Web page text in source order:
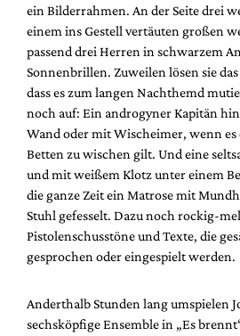
Service
Shop / Abo
Newsletter
Redaktion
Autor:innen
Partner
Mediadaten
Suche
ein Bilderrahmen. An der Seite drei
einem ins Gestell vertäuten großen
passend drei Herren in schwarzem
Sonnenbrillen. Zuweilen lösen sie das
dass es zum langen Nachthemd
noch auf: Ein androgyner Kapitän
Wand oder mit Wischeimer, wenn es
Betten zu wischen gilt. Und eine
und mit weißem Klotz unter einem
die ganze Zeit ein Matrose mit
Stuhl gefesselt. Dazu noch rockig-
Pistolenschusstöne und Texte, die
gesprochen oder eingespielt werden.
Anderthalb Stunden lang umspielen
sechsköpfige Ensemble in „Es